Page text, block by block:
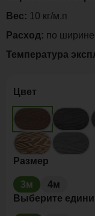
Цвет
Размер
3м
4м
Выберите
Вес: 10 кг/м.п
Расход: по ширине
Температура